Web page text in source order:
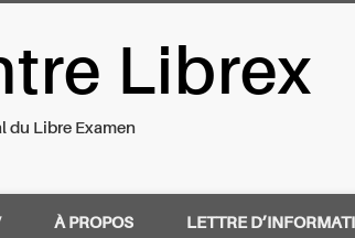
Examen
Librex
du Libre Examen
À PROPOS LETTRE